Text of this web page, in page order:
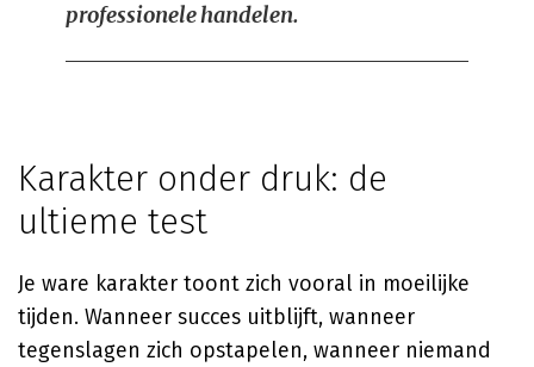
professionele handelen.
Karakter onder druk: de
ultieme test
Je ware karakter toont zich vooral in moeilijke
tijden. Wanneer succes uitblijft, wanneer
tegenslagen zich opstapelen, wanneer niemand